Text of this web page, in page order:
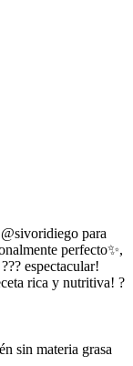
para
perfecto✨,
espectacular!
rica y nutritiva! ?
sin materia grasa